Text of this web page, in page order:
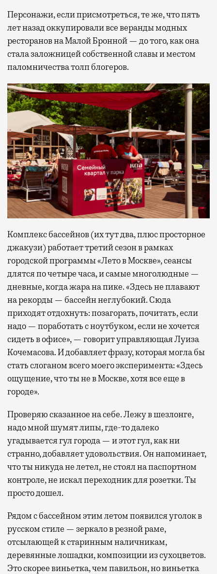
Персонажи, если присмотреться, те же, что пять
лет назад оккупировали все веранды модных
ресторанов на Малой Бронной — до того, как она
стала заложницей собственной славы и местом
паломничества толп блогеров.
Комплекс бассейнов (их тут два, плюс просторное
джакузи) работает третий сезон в рамках
городской программы «Лето в Москве», сеансы
длятся по четыре часа, и самые многолюдные —
дневные, когда жара на пике. «Здесь не плавают
на рекорды — бассейн неглубокий. Сюда
приходят отдохнуть: позагорать, почитать, если
надо — поработать с ноутбуком, если не хочется
сидеть в офисе», — говорит управляющая Луиза
Кочемасова. И добавляет фразу, которая могла бы
стать слоганом всего моего эксперимента: «Здесь
ощущение, что ты не в Москве, хотя все еще в
городе».
Проверяю сказанное на себе. Лежу в шезлонге,
надо мной шумят липы, где-то далеко
угадывается гул города — и этот гул, как ни
странно, добавляет удовольствия. Он напоминает,
что ты никуда не летел, не стоял на паспортном
контроле, не искал переходник для розетки. Ты
просто дошел.
Рядом с бассейном этим летом появился уголок в
русском стиле — зеркало в резной раме,
отсылающей к старинным наличникам,
деревянные лошадки, композиции из сухоцветов.
Это скорее виньетка, чем павильон, но виньетка